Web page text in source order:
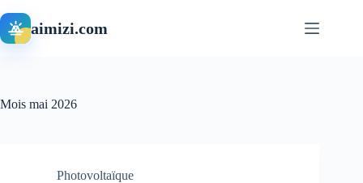
au
contenuaimizi.com
Mois mai 2026
Photovoltaïque